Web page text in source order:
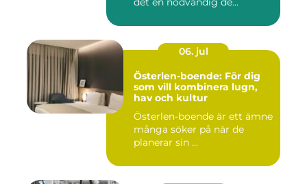
06. jul
Österlen-boende: För dig
som vill kombinera lugn,
hav och kultur
Österlen-boende är ett ämne
många söker på när de
planerar sin ...